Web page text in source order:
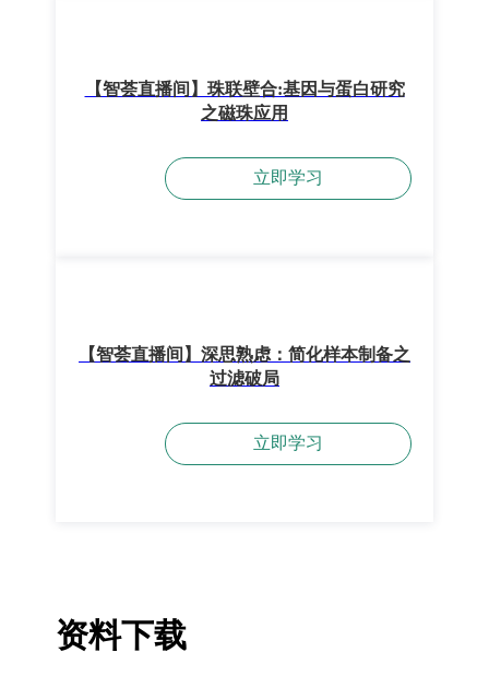
【智荟直播间】珠联壁合:基因与蛋白研究
之磁珠应用
立即学习
【智荟直播间】深思熟虑：简化样本制备之
过滤破局
立即学习
资料下载